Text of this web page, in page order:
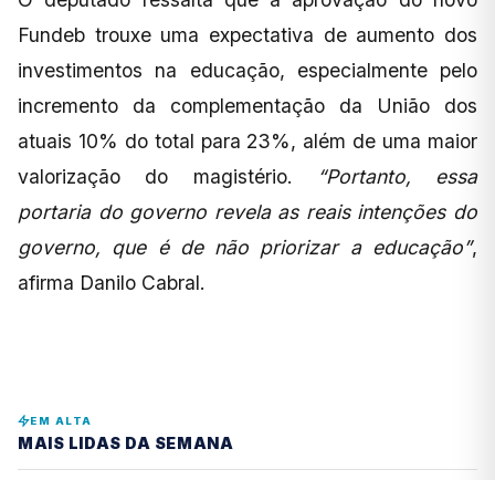
Fundeb trouxe uma expectativa de aumento dos
investimentos na educação, especialmente pelo
incremento da complementação da União dos
atuais 10% do total para 23%, além de uma maior
valorização do magistério.
“Portanto, essa
portaria do governo revela as reais intenções do
governo, que é de não priorizar a educação”,
afirma Danilo Cabral.
EM ALTA
MAIS LIDAS DA SEMANA